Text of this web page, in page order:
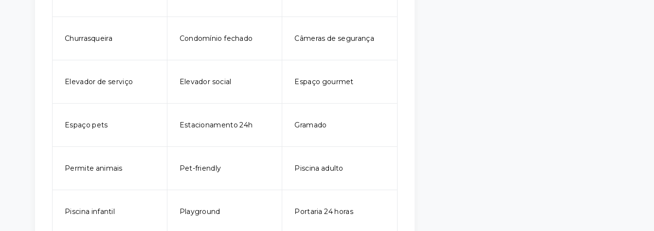
Churrasqueira Condomínio fechado Câmeras de segurança
Elevador de serviço Elevador social Espaço gourmet
Espaço pets Estacionamento 24h Gramado
Permite animais Pet-friendly Piscina adulto
Piscina infantil Playground Portaria 24 horas